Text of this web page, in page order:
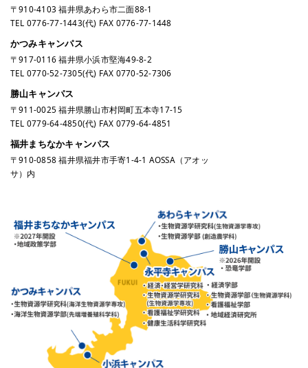
〒910-4103 福井県あわら市二面88-1
TEL 0776-77-1443(代) FAX 0776-77-1448
かつみキャンパス
〒917-0116 福井県小浜市堅海49-8-2
TEL 0770-52-7305(代) FAX 0770-52-7306
勝山キャンパス
〒911-0025 福井県勝山市村岡町五本寺17-15
TEL 0779-64-4850(代) FAX 0779-64-4851
福井まちなかキャンパス
〒910-0858 福井県福井市手寄1-4-1 AOSSA（アオッ
サ）内